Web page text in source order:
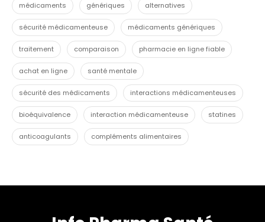
médicaments génériques alternatives
sécurité médicamenteuse médicaments génériques
traitement comparaison pharmacie en ligne fiable
achat en ligne santé mentale
sécurité des médicaments interactions médicamenteuses
bioéquivalence interaction médicamenteuse statines
anticoagulants compléments alimentaires